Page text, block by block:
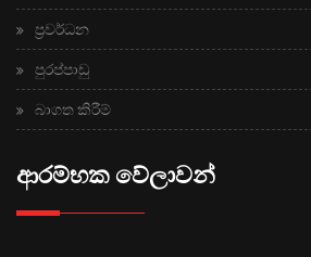
ප්‍රවර්ධන
පුරප්පාඩු
බාගත කිරීම්
ආරම්භක වේලාවන්